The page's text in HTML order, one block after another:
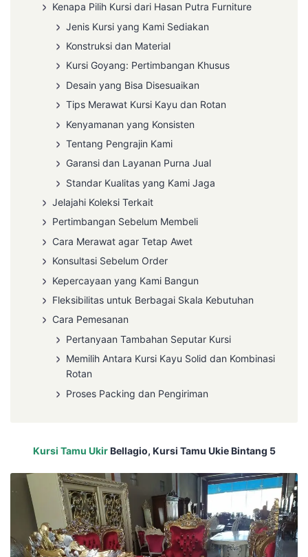
Kenapa Pilih Kursi dari Hasan Putra Furniture
Jenis Kursi yang Kami Sediakan
Konstruksi dan Material
Kursi Goyang: Pertimbangan Khusus
Desain yang Bisa Disesuaikan
Tips Merawat Kursi Kayu dan Rotan
Kenyamanan yang Konsisten
Tentang Pengrajin Kami
Garansi dan Layanan Purna Jual
Standar Kualitas yang Kami Jaga
Jelajahi Koleksi Terkait
Pertimbangan Sebelum Membeli
Cara Merawat agar Tetap Awet
Konsultasi Sebelum Order
Kepercayaan yang Kami Bangun
Fleksibilitas untuk Berbagai Skala Kebutuhan
Cara Pemesanan
Pertanyaan Tambahan Seputar Kursi
Memilih Antara Kursi Kayu Solid dan Kombinasi
Rotan
Proses Packing dan Pengiriman
Kursi Tamu UkirBellagio, Kursi Tamu Ukie Bintang 5